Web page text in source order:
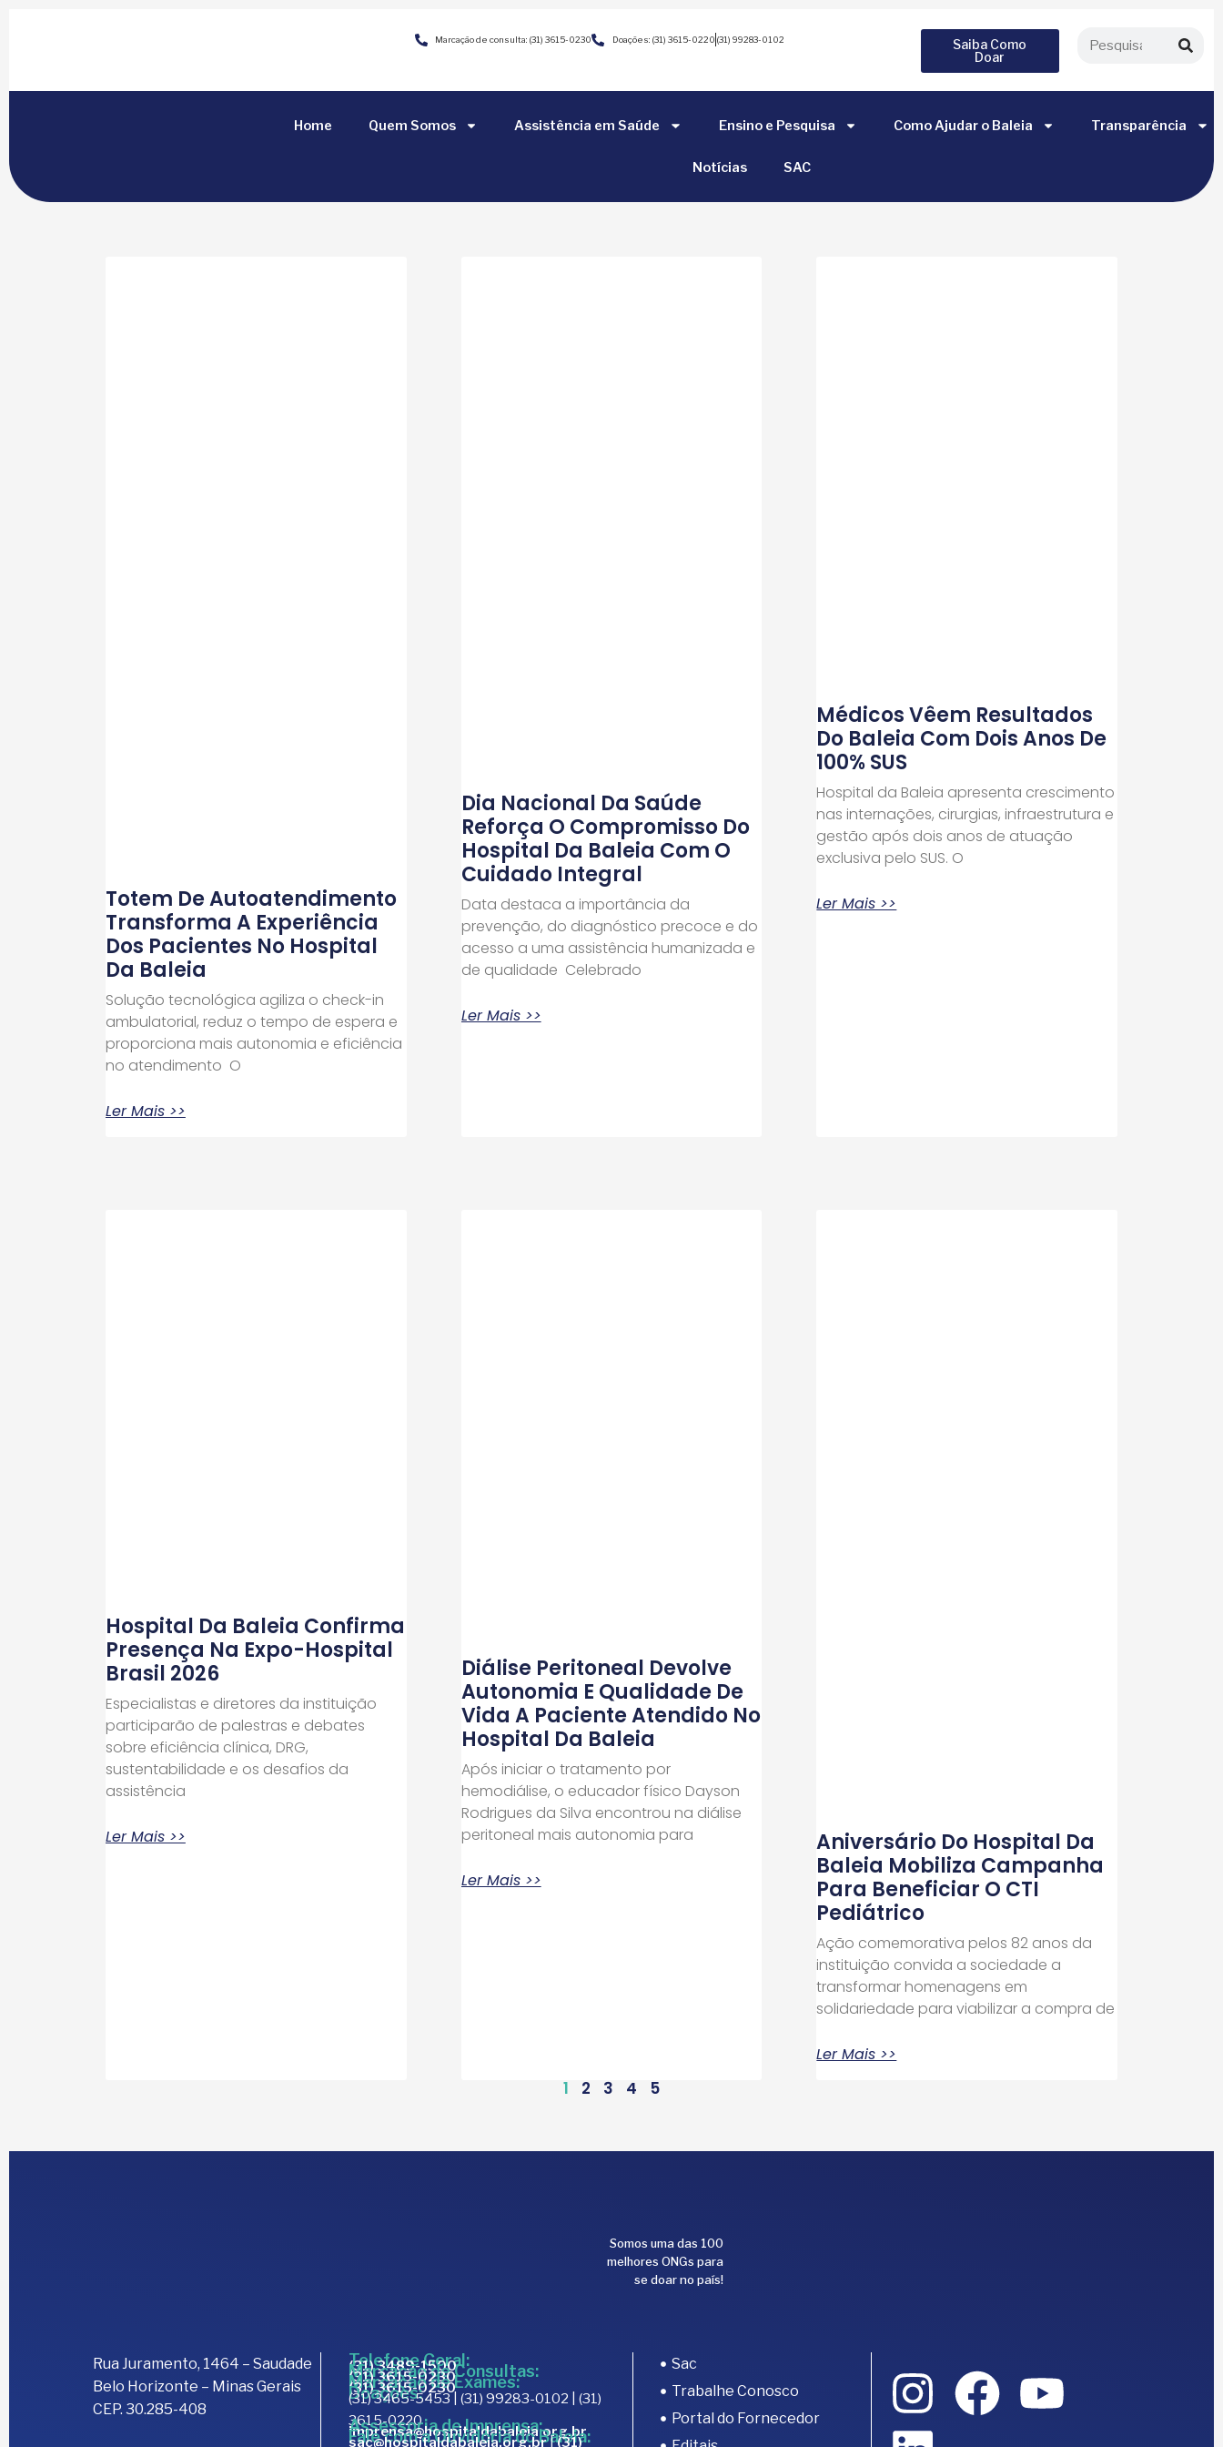
Marcação de consulta: (31) 3615-0230 Doações: (31) 3615-0220 (31) 99283-0102
Saiba Como
Doar
Home Quem Somos Assistência em Saúde Ensino e Pesquisa Como Ajudar o Baleia Transparência
Notícias SAC
Totem De Autoatendimento
Transforma A Experiência
Dos Pacientes No Hospital
Da Baleia
Solução tecnológica agiliza o check-in
ambulatorial, reduz o tempo de espera e
proporciona mais autonomia e eficiência
no atendimento O
Ler Mais >>
Dia Nacional Da Saúde
Reforça O Compromisso Do
Hospital Da Baleia Com O
Cuidado Integral
Data destaca a importância da
prevenção, do diagnóstico precoce e do
acesso a uma assistência humanizada e
de qualidade Celebrado
Ler Mais >>
Médicos Vêem Resultados
Do Baleia Com Dois Anos De
100% SUS
Hospital da Baleia apresenta crescimento
nas internações, cirurgias, infraestrutura e
gestão após dois anos de atuação
exclusiva pelo SUS. O
Ler Mais >>
Hospital Da Baleia Confirma
Presença Na Expo-Hospital
Brasil 2026
Especialistas e diretores da instituição
participarão de palestras e debates
sobre eficiência clínica, DRG,
sustentabilidade e os desafios da
assistência
Ler Mais >>
Diálise Peritoneal Devolve
Autonomia E Qualidade De
Vida A Paciente Atendido No
Hospital Da Baleia
Após iniciar o tratamento por
hemodiálise, o educador físico Dayson
Rodrigues da Silva encontrou na diálise
peritoneal mais autonomia para
Ler Mais >>
Aniversário Do Hospital Da
Baleia Mobiliza Campanha
Para Beneficiar O CTI
Pediátrico
Ação comemorativa pelos 82 anos da
instituição convida a sociedade a
transformar homenagens em
solidariedade para viabilizar a compra de
Ler Mais >>
1 2 3 4 5
Somos uma das 100
melhores ONGs para
se doar no país!
Rua Juramento, 1464 – Saudade
Belo Horizonte – Minas Gerais
CEP. 30.285-408
Telefone Geral:
(31) 3489-1500
Marcação de Consultas:
(31) 3615-0230
Marcação de Exames:
(31) 3615-0230
Doações:
(31) 3465-5453 | (31) 99283-0102 | (31)
3615-0220
Assessoria de Imprensa:
imprensa@hospitaldabaleia.org.br
Fale com a Ouvidoria do Baleia:
sac@hospitaldabaleia.org.br|(31)
Sac
Trabalhe Conosco
Portal do Fornecedor